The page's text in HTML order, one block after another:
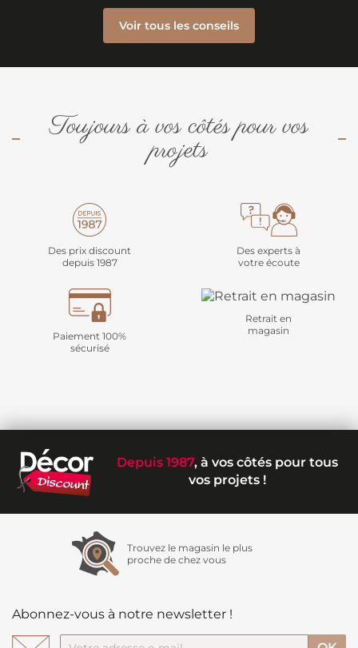
Voir tous les conseils
Toujours à vos côtés pour vos
projets
Des prix discount
depuis 1987
Des experts à
votre écoute
Paiement 100%
sécurisé
Retrait en
magasin
Depuis 1987, à vos côtés pour tous
vos projets !
Trouvez le magasin le plus
proche de chez vous
Abonnez-vous à notre newsletter !